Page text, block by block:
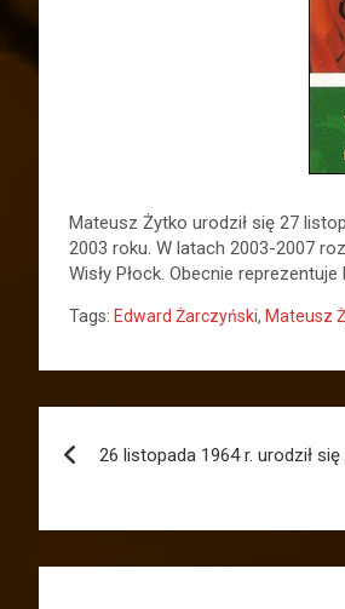
Mateusz Żytko urodził się 27
2003 roku. W latach 2003-2007
Wisły Płock. Obecnie
Tags: Edward Żarczyński, Mateusz
wpisu
26 listopada 1964 r. urodził